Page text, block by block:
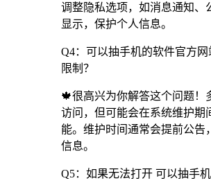
调整隐私选项，如消息通知、
显示，保护个人信息。
Q4：可以抽手机的软件官方
限制？
🍁很高兴为你解答这个问题！
访问，但可能会在系统维护期
能。维护时间通常会提前公告
信息。
Q5：如果无法打开 可以抽手